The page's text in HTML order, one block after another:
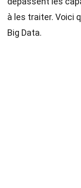
à les traiter. Voici
Big Data.